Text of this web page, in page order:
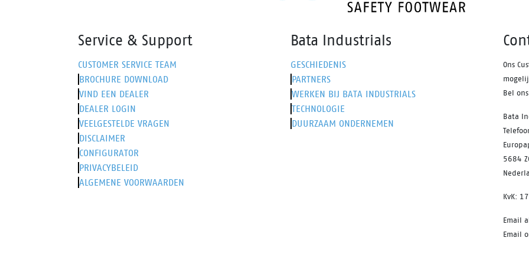
Service & Support
CUSTOMER SERVICE TEAM
BROCHURE DOWNLOAD
VIND EEN DEALER
DEALER LOGIN
VEELGESTELDE VRAGEN
DISCLAIMER
CONFIGURATOR
PRIVACYBELEID
ALGEMENE VOORWAARDEN
Bata Industrials
GESCHIEDENIS
PARTNERS
WERKEN BIJ BATA INDUSTRIALS
TECHNOLOGIE
DUURZAAM ONDERNEMEN
Ons
Bel
Bata
5684
KvK:
Email
Email